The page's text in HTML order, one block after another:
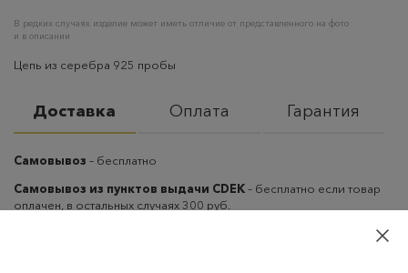
В редких случаях изделие может иметь отличие от представленного на фото
и в описании
Цепь из серебра 925 пробы
Доставка Оплата Гарантия
Самовывоз – бесплатно
Самовывоз из пунктов выдачи CDEK– бесплатно если товар
оплачен, в остальных случаях 300 руб.